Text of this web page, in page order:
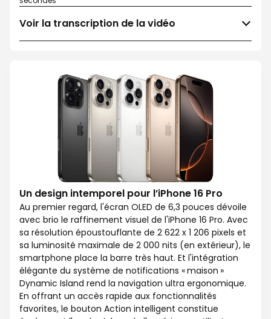
Voir la transcription de la vidéo
Un design intemporel pour l’iPhone 16 Pro
Au premier regard, l'écran OLED de 6,3 pouces dévoile
avec brio le raffinement visuel de l'iPhone 16 Pro. Avec
sa résolution époustouflante de 2 622 x 1 206 pixels et
sa luminosité maximale de 2 000 nits (en extérieur), le
smartphone place la barre très haut. Et l'intégration
élégante du système de notifications « maison »
Dynamic Island rend la navigation ultra ergonomique.
En offrant un accès rapide aux fonctionnalités
favorites, le bouton Action intelligent constitue